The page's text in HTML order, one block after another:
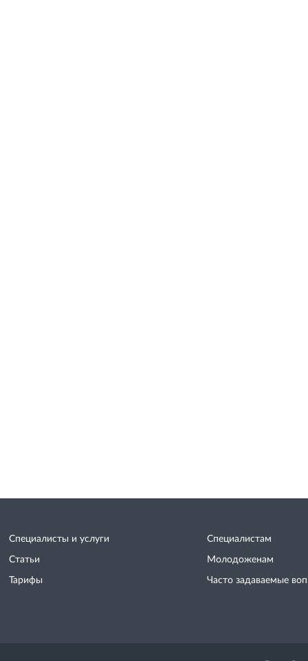
Специалисты и услуги
Статьи
Тарифы
Специалистам
Молодоженам
Часто задаваемые